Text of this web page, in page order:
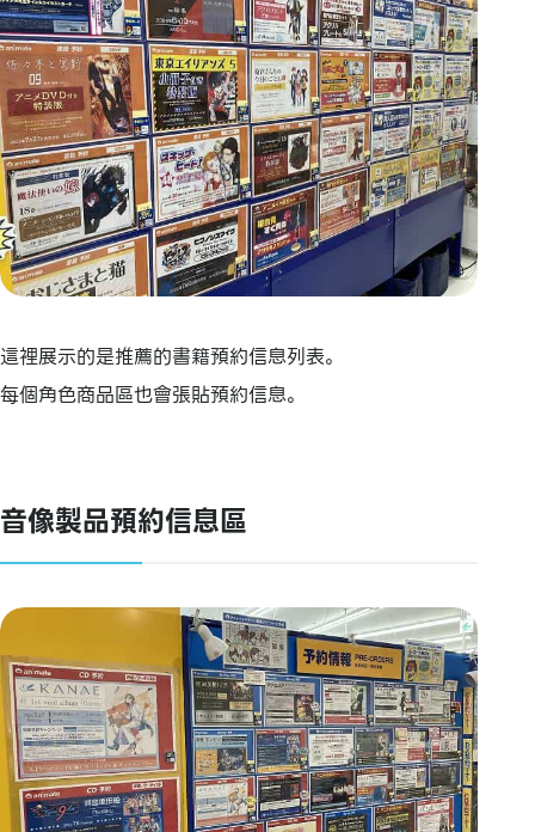
這裡展示的是推薦的書籍預約信息列表。
每個角色商品區也會張貼預約信息。
音像製品預約信息區